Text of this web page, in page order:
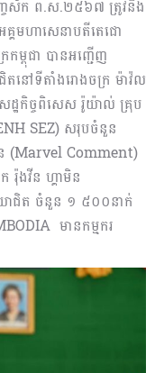
ញ្ចស័ក ព.ស.២៥៦៧ ត្រូវនឹង
គមហាសេនាបតីតេជោ
កម្ពុជា បានអញ្ជើញ
ៅទីតាំងរោងចក្រ ម៉ាវ៉ល
ឋកិច្ចពិសេស រ៉ូយ៉ាល់ គ្រុប
SEZ) សរុបចំនួន
(Marvel Comment)
ងវីន ហ្គាមិន
ោជិត ចំនួន ១ ៥០០នាក់
មានកម្មករ